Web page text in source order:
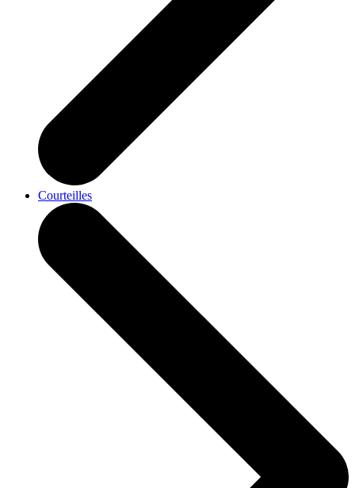
Courteilles